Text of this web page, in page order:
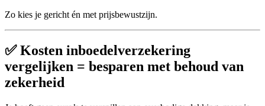
Zo kies je gericht én met prijsbewustzijn.
✅ Kosten inboedelverzekering
vergelijken = besparen met behoud van
zekerheid